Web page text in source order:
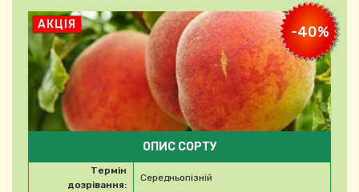
АКЦІЯ -40%
ОПИС СОРТУ
Термін
дозрівання:
Середньопізній